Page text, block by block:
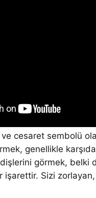
cesaret sembolü
genellikle
görmek, belki
işarettir. Sizi